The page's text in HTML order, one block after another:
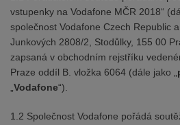
vstupenky na Vodafone MČR 2018“
společnost Vodafone Czech Republic
Junkových 2808/2, Stodůlky, 155 00
zapsaná v obchodním rejstříku
Praze oddíl B. vložka 6064 (dále jako „
Vodafone“).
1.2 Společnost Vodafone pořádá